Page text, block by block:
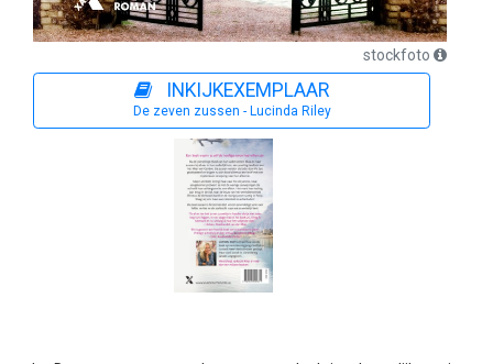
stockfoto
INKIJKEXEMPLAAR
De zeven zussen - Lucinda Riley